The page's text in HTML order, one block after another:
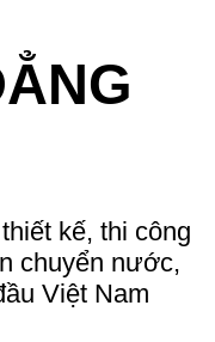
kế, thi công
chuyển nước,
Việt Nam